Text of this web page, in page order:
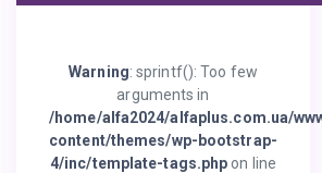
Warning: sprintf(): Too few
arguments in
/home/alfa2024/alfaplus.com.ua/
content/themes/wp-bootstrap-
4/inc/template-tags.php on line